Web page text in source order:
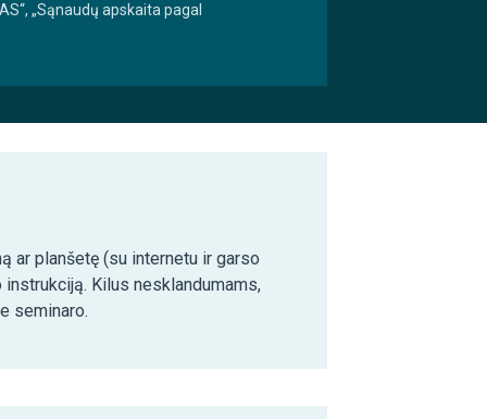
„Sąnaudų apskaita pagal
ar planšetę (su internetu ir garso
Kilus nesklandumams,
seminaro.